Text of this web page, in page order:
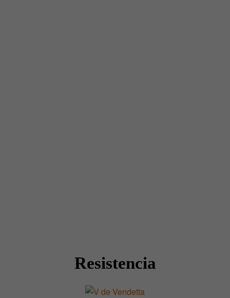
Resistencia